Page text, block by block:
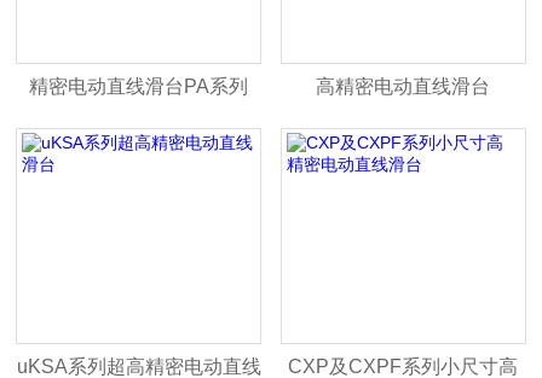
精密电动直线滑台PA系列 高精密电动直线滑台
uKSA系列超高精密电动直线 CXP及CXPF系列小尺寸高